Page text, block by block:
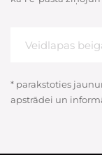
* parakstoties
apstrādei un